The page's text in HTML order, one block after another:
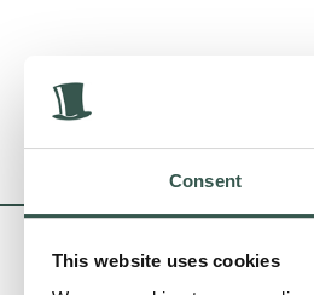
Consent
This website uses cookies